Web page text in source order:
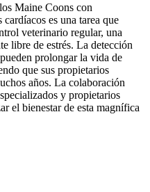
Maine Coons con
es una tarea que
veterinario regular, una
libre de estrés. La detección
prolongar la vida de
que sus propietarios
años. La colaboración
y propietarios
el bienestar de esta magnífica